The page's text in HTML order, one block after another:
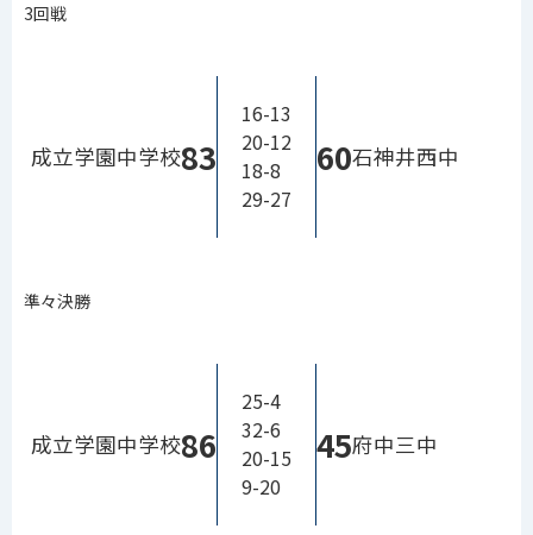
3回戦
成立学園中学校83
16-13
20-12
18-8
29-27
60石神井西中
準々決勝
成立学園中学校86
25-4
32-6
20-15
9-20
45府中三中